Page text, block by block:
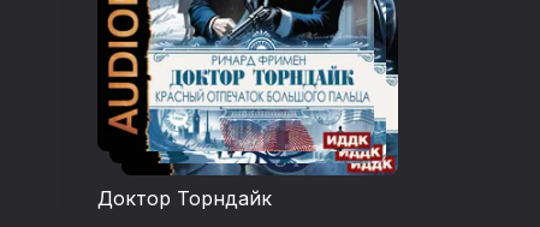
Доктор Торндайк